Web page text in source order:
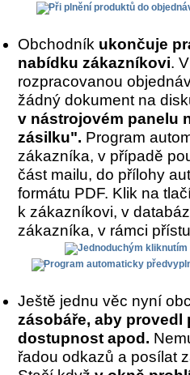
Obchodník ukončuje
nabídku zákazníkovi.
rozpracovanou
žádný dokument na
v nástrojovém panelu
zásilku". Program
zákazníka, v případě
část mailu, do přílohy
formátu PDF. Klik na
k zákazníkovi, v
zákazníka, v rámci
Ještě jednu věc nyní
zásobáře, aby
dostupnost apod.
řadou odkazů a posílat